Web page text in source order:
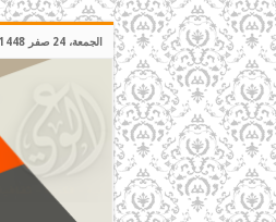
الجمعة، 24 صفر 1448هـ | 2026/08/07م